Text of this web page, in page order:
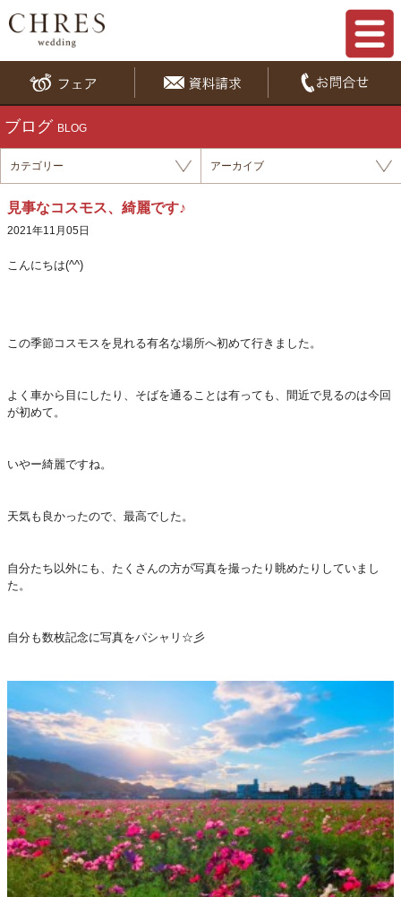
ブログ BLOG
カテゴリー アーカイブ
見事なコスモス、綺麗です♪
2021年11月05日
こんにちは(^^)
この季節コスモスを見れる有名な場所へ初めて行きました。
よく車から目にしたり、そばを通ることは有っても、間近で見るのは今回
が初めて。
いやー綺麗ですね。
天気も良かったので、最高でした。
自分たち以外にも、たくさんの方が写真を撮ったり眺めたりしていまし
た。
自分も数枚記念に写真をパシャリ☆彡